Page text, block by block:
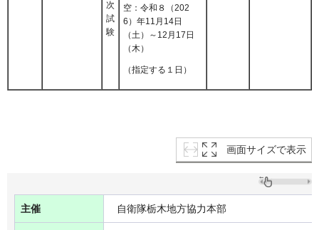
次
試
験
空：令和８（202
6）年11月14日
（土）～12月17日
（木）
（指定する１日）
画面サイズで表示
主催 自衛隊栃木地方協力本部